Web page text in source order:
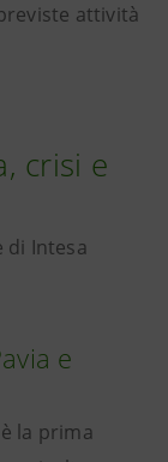
attività
crisi e
di Intesa
e
la prima